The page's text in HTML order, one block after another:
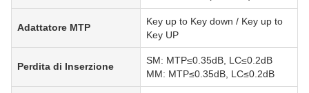
Adattatore MTP
Key up to Key down / Key up to
Key UP
Perdita di Inserzione
SM: MTP≤0.35dB, LC≤0.2dB
MM: MTP≤0.35dB, LC≤0.2dB